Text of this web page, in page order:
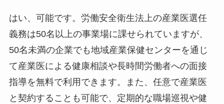
はい、可能です。労働安全衛生法上の産業医選任
義務は50名以上の事業場に課せられていますが、
50名未満の企業でも地域産業保健センターを通じ
て産業医による健康相談や長時間労働者への面接
指導を無料で利用できます。また、任意で産業医
と契約することも可能で、定期的な職場巡視や健